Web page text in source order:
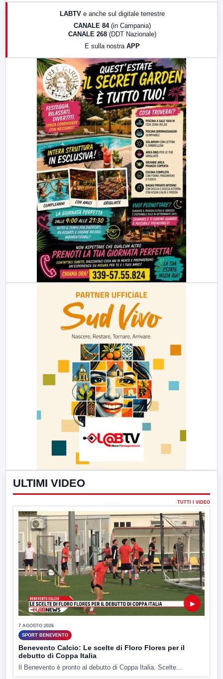
LabNews (replica)
LABTV e anche sul digitale terrestre
CANALE 84 (in Campania)
CANALE 268 (DDT Nazionale)
E sulla nostra APP
ULTIMI VIDEO
TUTTI I VIDEO
▶
7 AGOSTO 2026
SPORT BENEVENTO
Benevento Calcio: Le scelte di Floro Flores per il
debutto di Coppa Italia
Il Benevento è pronto al debutto di Coppa Italia. Scelte...